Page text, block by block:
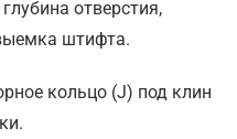
отверстия,
штифта.
кольцо (J) под клин